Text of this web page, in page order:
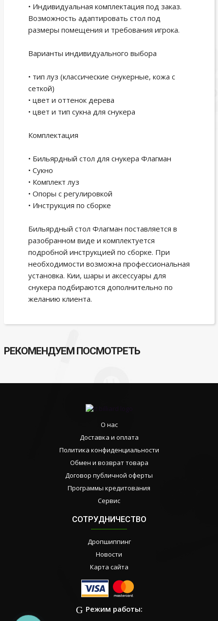
• Индивидуальная комплектация под заказ.
Возможность адаптировать стол под
размеры помещения и требования игрока.
Варианты индивидуального выбора
• тип луз (классические снукерные, кожа с
сеткой)
• цвет и оттенок дерева
• цвет и тип сукна для снукера
Комплектация
• Бильярдный стол для снукера Флагман
• Сукно
• Комплект луз
• Опоры с регулировкой
• Инструкция по сборке
Бильярдный стол Флагман поставляется в
разобранном виде и комплектуется
подробной инструкцией по сборке. При
необходимости возможна профессиональная
установка. Кии, шары и аксессуары для
снукера подбираются дополнительно по
желанию клиента.
РЕКОМЕНДУЕМ ПОСМОТРЕТЬ
О нас
Доставка и оплата
Политика конфиденциальности
Обмен и возврат товара
Договор публичной оферты
Программы кредитования
Сервис
СОТРУДНИЧЕСТВО
Дропшиппинг
Новости
Карта сайта
Режим работы: